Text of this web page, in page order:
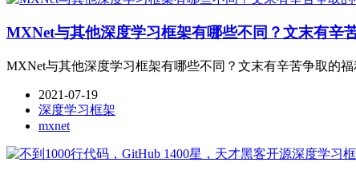
MXNet与其他深度学习框架有哪些不同？文末有辛
MXNet与其他深度学习框架有哪些不同？文末有辛苦争取的福
2021-07-19
深度学习框架
mxnet